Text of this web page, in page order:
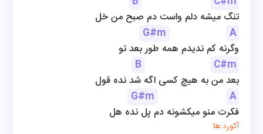
تنگ میشه دلم واست دم صبح من خل
G#m
A
وگرنه کم ندیدم همه طور بعد تو
B
C#m
بعد من به هیچ کسی اگه شد نده قول
G#m
A
فکرت منو میکشونه دم پل نده هل
آکورد ها